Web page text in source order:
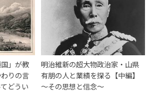
」が教
りの言
どうい
明治維新の超大物政治家・山県
有朋の人と業績を探る【中編】
～その思想と信念～